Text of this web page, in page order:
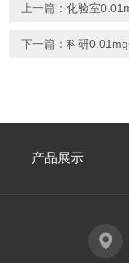
上一篇： 化验室
下一篇： 科研
产品展示